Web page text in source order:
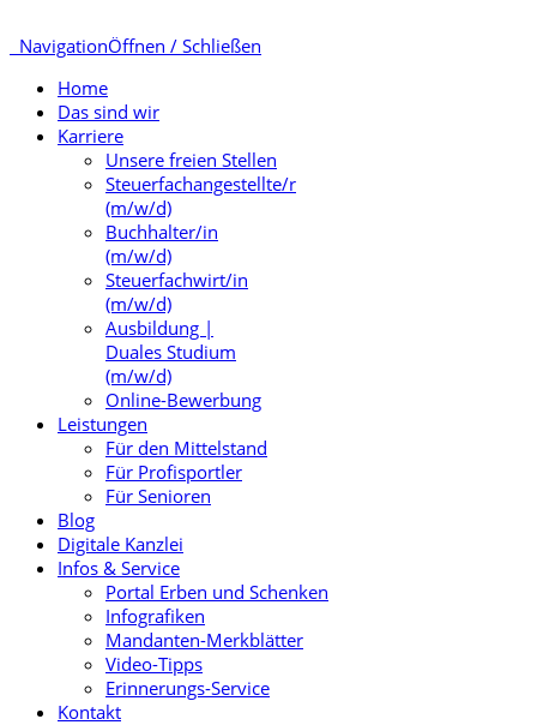
NavigationÖffnen / Schließen
Home
Das sind wir
Karriere
Unsere freien Stellen
Steuerfachangestellte/r
(m/w/d)
Buchhalter/in
(m/w/d)
Steuerfachwirt/in
(m/w/d)
Ausbildung |
Duales Studium
(m/w/d)
Online-Bewerbung
Leistungen
Für den Mittelstand
Für Profisportler
Für Senioren
Blog
Digitale Kanzlei
Infos & Service
Portal Erben und Schenken
Infografiken
Mandanten-Merkblätter
Video-Tipps
Erinnerungs-Service
Kontakt